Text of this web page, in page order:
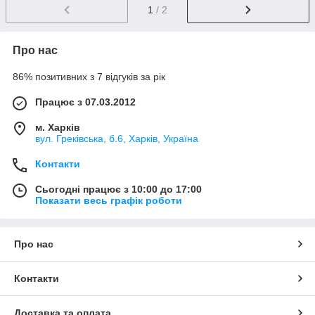
1 / 2
Про нас
86% позитивних з 7 відгуків за рік
Працює з 07.03.2012
м. Харків
вул. Греківська, б.6, Харків, Україна
Контакти
Сьогодні працює з 10:00 до 17:00
Показати весь графік роботи
Про нас
Контакти
Доставка та оплата